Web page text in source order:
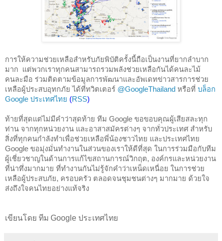
การให้ความช่วยเหลือสำหรับภัยพิบัติครั้งนี้ถือเป็นงานที่ยากลำบาก
มาก  แต่พวกเราทุกคนสามารถรวมพลังช่วยเหลือกันได้คนละไม้
คนละมือ ร่วมติดตามข้อมูลการพัฒนาและอัพเดทข่าวสารการช่วย
เหลือผู้ประสบอุทกภัย ได้ที่ทวิตเตอร์ @GoogleThailand หรือที่ บล็อก
Google ประเทศไทย (RSS)
ท้ายที่สุดแต่ไม่มีคำว่าสุดท้าย ทีม Google ขอขอบคุณผู้เสียสละทุก
ท่าน จากทุกหน่วยงาน และอาสาสมัครต่างๆ จากทั่วประเทศ สำหรับ
สิ่งที่ทุกคนกำลังทำเพื่อช่วยเหลือพี่น้องชาวไทย และประเทศไทย
Google ขอมุ่งมั่นทำงานในส่วนของเราให้ดีที่สุด ในการร่วมมือกับทีม
ผู้เชี่ยวชาญในด้านการแก้ไขสถานการณ์วิกฤต, องค์กรและหน่วยงาน
ที่น่าทึ่งมากมาย ที่ทำงานกันไม่รู้จักคำว่าเหน็ดเหนื่อย ในการช่วย
เหลือผู้ประสบภัย, ครอบครัว ตลอดจนชุมชนต่างๆ มากมาย ด้วยใจ
ส่งถึงใจคนไทยอย่างแท้จริง
เขียนโดย ทีม Google ประเทศไทย